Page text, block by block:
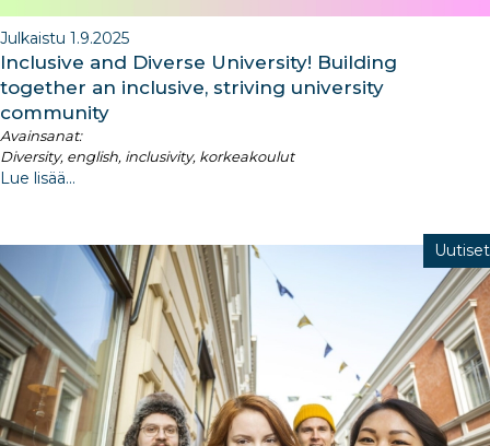
Julkaistu 1.9.2025
Inclusive and Diverse University! Building
together an inclusive, striving university
community
Avainsanat:
Diversity, english, inclusivity, korkeakoulut
Lue lisää...
Uutiset